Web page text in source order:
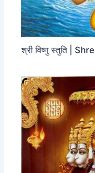
श्री विष्णु स्तुति |